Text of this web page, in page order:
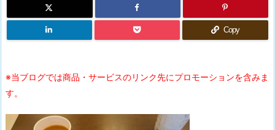
Copy
※当ブログでは商品・サービスのリンク先にプロモーションを含みま
す。